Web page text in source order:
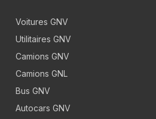
Voitures GNV
Utilitaires GNV
Camions GNV
Camions GNL
Bus GNV
Autocars GNV